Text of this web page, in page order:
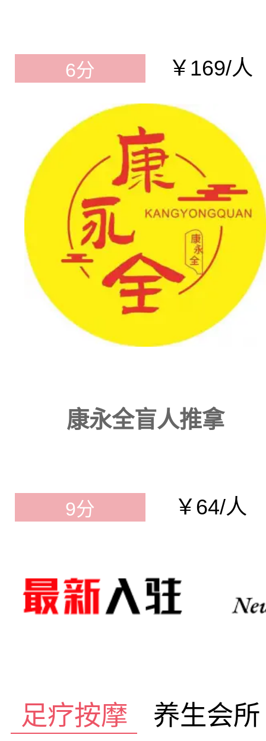
6分 ￥169/人
康永全盲人推拿
9分 ￥64/人
足疗按摩 养生会所